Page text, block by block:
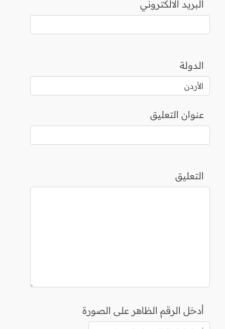
البريد الالكتروني
الدولة
عنوان التعليق
التعليق
أدخل الرقم الظاهر على الصورة